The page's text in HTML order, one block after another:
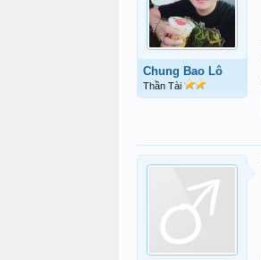
Chung Bao Lô
Thần Tài